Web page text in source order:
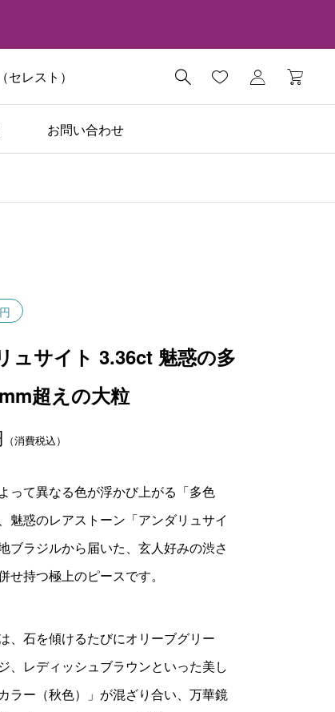
レスト） 
お問い合わせ
ュサイト 3.36ct 魅惑の多
超えの大粒
（消費税込）
って異なる色が浮かび上がる「多色
魅惑のレアストーン「アンダリュサイ
ブラジルから届いた、玄人好みの渋さ
せ持つ極上のピースです。
、石を傾けるたびにオリーブグリー
、レディッシュブラウンといった美し
ラー（秋色）」が混ざり合い、万華鏡